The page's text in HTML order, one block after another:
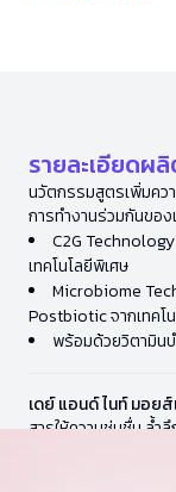
รายละเอียด
นวัตกรรมสูตรเพิ่มคว
การทำงานร่วมกันของ
C2G
เทคโนโลยีพิเศษ
Microbiome
Postbiotic จากเทคโ
พร้อมด้วยวิตามินบ
เดย์ แอนด์ ไนท์ มอย
สารให้ความชุ่มชื่น ล้ำ